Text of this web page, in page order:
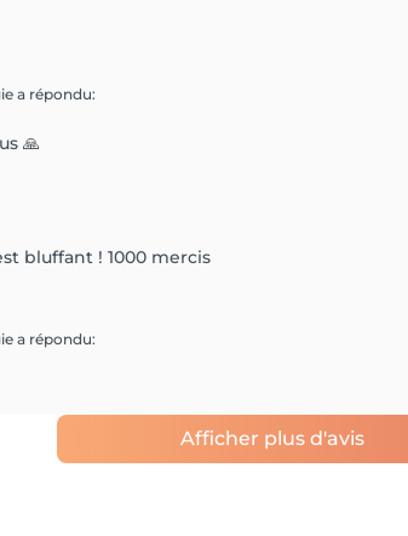
a répondu:
🙏
bluffant ! 1000 mercis
a répondu:
Afficher plus d'avis